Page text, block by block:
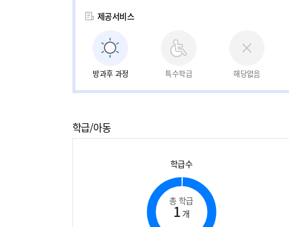
제공서비스
방과후 과정 특수학급 해당없음
학급/아동
학급수
총 학급
1 개